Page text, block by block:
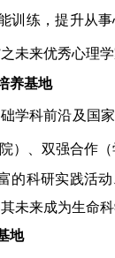
训练，提升从
未来优秀心理学
养基地
学科前沿及国
）、双强合作
的科研实践活
其未来成为生命
地